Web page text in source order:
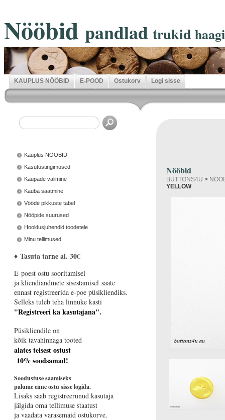
Nööbid pandlad trukid
KAUPLUS NÖÖBID E-POOD Ostukorv Logi sisse
Kauplus NÖÖBID
Kasutustingimused
Kaupade valimine
Kauba saatmine
Vööde pikkuste tabel
Nööpide suurused
Hooldusjuhendid toodetele
Minu tellimused
♦ Tasuta tarne al. 30€
E-poest ostu sooritamisel
ja kliendiandmete sisestamisel saate
ennast registreerida e-poe püsikliendiks.
Selleks tuleb teha linnuke kasti
"Registreeri ka kasutajana".
Püsikliendile on
kõik tavahinnaga tooted
alates teisest ostust
10% soodsamad!
Soodustuse saamiseks
palume enne ostu sisse logida.
Lisaks saab registreerunud kasutaja
jälgida oma tellimuse staatust
ja vaadata varasemaid ostukorve.
Nööbid
BUTTONS4U >
YELLOW